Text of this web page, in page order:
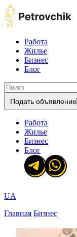
Работа
Жилье
Бизнес
Блог
Подать объявление
Работа
Жилье
Бизнес
Блог
UA
Главная Бизнес